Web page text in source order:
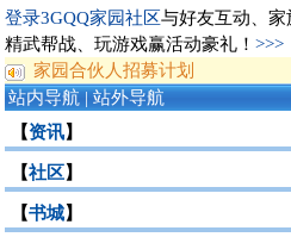
登录3GQQ家园社区与好友互动、
精武帮战、玩游戏赢活动豪礼！ >>>
家园合伙人招募计划
站内导航 | 站外导航
【资讯】
【社区 】
【书城】